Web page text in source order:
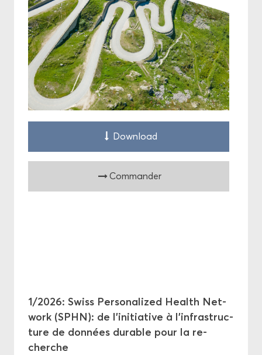
Down­load
Com­man­der
1/2026: Swiss Per­so­na­li­zed Health Net­
work (SPHN): de l’ini­tia­tive à l’in­fra­struc­
ture de don­nées du­rable pour la re­
cherche